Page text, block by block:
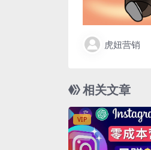
虎妞营销
相关文章
VIP